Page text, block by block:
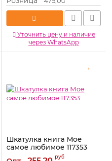
Уточнить цену и наличие
через WhatsApp
Шкатулка книга Мое
самое любимое 117353
Артикул: 117353 руб